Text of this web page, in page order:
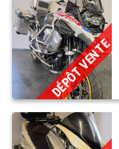
DÉPÔT VENTE